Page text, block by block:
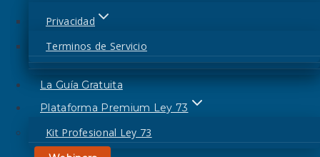
Privacidad
Terminos de Servicio
La Guía Gratuita
Plataforma Premium Ley 73
Kit Profesional Ley 73
Hay Personas Que se
Confunden Y Piensan Que
Las Aportaciones A Su
Afore Les Darán Mas
Semanas…»